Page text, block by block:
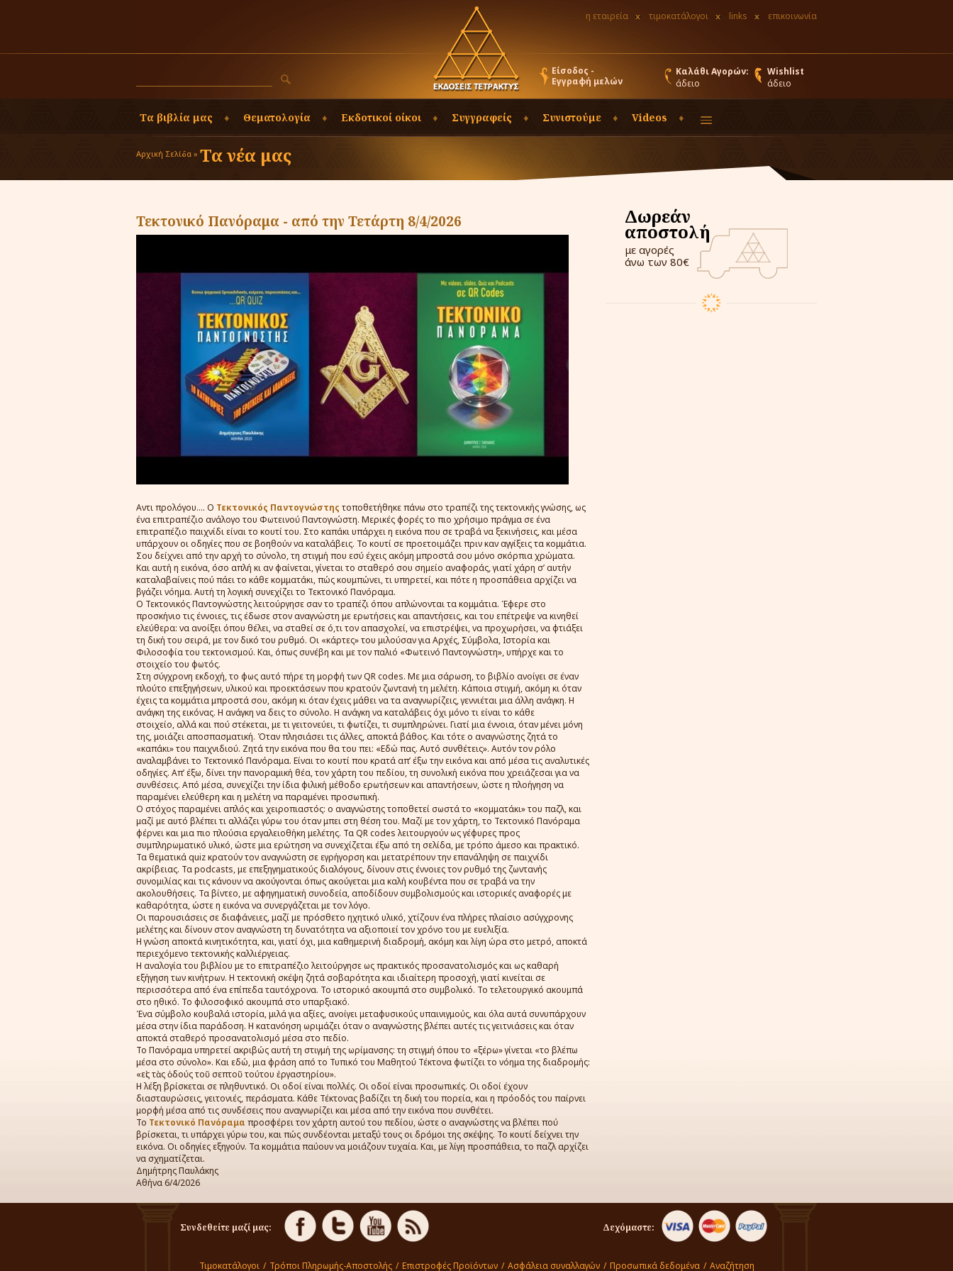
η εταιρεία τιμοκατάλογοι links επικοινωνία
Είσοδος -
Εγγραφή μελών
Καλάθι Αγορών:
άδειο
Wishlist
άδειο
Τα βιβλία μας Θεματολογία Εκδοτικοί οίκοι Συγγραφείς Συνιστούμε Videos
Αρχική Σελίδα » Τα νέα μας
Τεκτονικό Πανόραμα - από την Τετάρτη 8/4/2026
Αντι προλόγου.... Ο Τεκτονικός Παντογνώστης τοποθετήθηκε πάνω στο τραπέζι της τεκτονικής γνώσης, ως
ένα επιτραπέζιο ανάλογο του Φωτεινού Παντογνώστη. Μερικές φορές το πιο χρήσιμο πράγμα σε ένα
επιτραπέζιο παιχνίδι είναι το κουτί του. Στο καπάκι υπάρχει η εικόνα που σε τραβά να ξεκινήσεις, και μέσα
υπάρχουν οι οδηγίες που σε βοηθούν να καταλάβεις. Το κουτί σε προετοιμάζει πριν καν αγγίξεις τα κομμάτια.
Σου δείχνει από την αρχή το σύνολο, τη στιγμή που εσύ έχεις ακόμη μπροστά σου μόνο σκόρπια χρώματα.
Και αυτή η εικόνα, όσο απλή κι αν φαίνεται, γίνεται το σταθερό σου σημείο αναφοράς, γιατί χάρη σ’ αυτήν
καταλαβαίνεις πού πάει το κάθε κομματάκι, πώς κουμπώνει, τι υπηρετεί, και πότε η προσπάθεια αρχίζει να
βγάζει νόημα. Αυτή τη λογική συνεχίζει το Τεκτονικό Πανόραμα.
Ο Τεκτονικός Παντογνώστης λειτούργησε σαν το τραπέζι όπου απλώνονται τα κομμάτια. Έφερε στο
προσκήνιο τις έννοιες, τις έδωσε στον αναγνώστη με ερωτήσεις και απαντήσεις, και του επέτρεψε να κινηθεί
ελεύθερα: να ανοίξει όπου θέλει, να σταθεί σε ό,τι τον απασχολεί, να επιστρέψει, να προχωρήσει, να φτιάξει
τη δική του σειρά, με τον δικό του ρυθμό. Οι «κάρτες» του μιλούσαν για Αρχές, Σύμβολα, Ιστορία και
Φιλοσοφία του τεκτονισμού. Και, όπως συνέβη και με τον παλιό «Φωτεινό Παντογνώστη», υπήρχε και το
στοιχείο του φωτός.
Στη σύγχρονη εκδοχή, το φως αυτό πήρε τη μορφή των QR codes. Με μια σάρωση, το βιβλίο ανοίγει σε έναν
πλούτο επεξηγήσεων, υλικού και προεκτάσεων που κρατούν ζωντανή τη μελέτη. Κάποια στιγμή, ακόμη κι όταν
έχεις τα κομμάτια μπροστά σου, ακόμη κι όταν έχεις μάθει να τα αναγνωρίζεις, γεννιέται μια άλλη ανάγκη. Η
ανάγκη της εικόνας. Η ανάγκη να δεις το σύνολο. Η ανάγκη να καταλάβεις όχι μόνο τι είναι το κάθε
στοιχείο, αλλά και πού στέκεται, με τι γειτονεύει, τι φωτίζει, τι συμπληρώνει. Γιατί μια έννοια, όταν μένει μόνη
της, μοιάζει αποσπασματική. Όταν πλησιάσει τις άλλες, αποκτά βάθος. Και τότε ο αναγνώστης ζητά το
«καπάκι» του παιχνιδιού. Ζητά την εικόνα που θα του πει: «Εδώ πας. Αυτό συνθέτεις». Αυτόν τον ρόλο
αναλαμβάνει το Τεκτονικό Πανόραμα. Είναι το κουτί που κρατά απ’ έξω την εικόνα και από μέσα τις αναλυτικές
οδηγίες. Απ’ έξω, δίνει την πανοραμική θέα, τον χάρτη του πεδίου, τη συνολική εικόνα που χρειάζεσαι για να
συνθέσεις. Από μέσα, συνεχίζει την ίδια φιλική μέθοδο ερωτήσεων και απαντήσεων, ώστε η πλοήγηση να
παραμένει ελεύθερη και η μελέτη να παραμένει προσωπική.
Ο στόχος παραμένει απλός και χειροπιαστός: ο αναγνώστης τοποθετεί σωστά το «κομματάκι» του παζλ, και
μαζί με αυτό βλέπει τι αλλάζει γύρω του όταν μπει στη θέση του. Μαζί με τον χάρτη, το Τεκτονικό Πανόραμα
φέρνει και μια πιο πλούσια εργαλειοθήκη μελέτης. Τα QR codes λειτουργούν ως γέφυρες προς
συμπληρωματικό υλικό, ώστε μια ερώτηση να συνεχίζεται έξω από τη σελίδα, με τρόπο άμεσο και πρακτικό.
Τα θεματικά quiz κρατούν τον αναγνώστη σε εγρήγορση και μετατρέπουν την επανάληψη σε παιχνίδι
ακρίβειας. Τα podcasts, με επεξηγηματικούς διαλόγους, δίνουν στις έννοιες τον ρυθμό της ζωντανής
συνομιλίας και τις κάνουν να ακούγονται όπως ακούγεται μια καλή κουβέντα που σε τραβά να την
ακολουθήσεις. Τα βίντεο, με αφηγηματική συνοδεία, αποδίδουν συμβολισμούς και ιστορικές αναφορές με
καθαρότητα, ώστε η εικόνα να συνεργάζεται με τον λόγο.
Οι παρουσιάσεις σε διαφάνειες, μαζί με πρόσθετο ηχητικό υλικό, χτίζουν ένα πλήρες πλαίσιο ασύγχρονης
μελέτης και δίνουν στον αναγνώστη τη δυνατότητα να αξιοποιεί τον χρόνο του με ευελιξία.
Η γνώση αποκτά κινητικότητα, και, γιατί όχι, μια καθημερινή διαδρομή, ακόμη και λίγη ώρα στο μετρό, αποκτά
περιεχόμενο τεκτονικής καλλιέργειας.
Η αναλογία του βιβλίου με το επιτραπέζιο λειτούργησε ως πρακτικός προσανατολισμός και ως καθαρή
εξήγηση των κινήτρων. Η τεκτονική σκέψη ζητά σοβαρότητα και ιδιαίτερη προσοχή, γιατί κινείται σε
περισσότερα από ένα επίπεδα ταυτόχρονα. Το ιστορικό ακουμπά στο συμβολικό. Το τελετουργικό ακουμπά
στο ηθικό. Το φιλοσοφικό ακουμπά στο υπαρξιακό.
Ένα σύμβολο κουβαλά ιστορία, μιλά για αξίες, ανοίγει μεταφυσικούς υπαινιγμούς, και όλα αυτά συνυπάρχουν
μέσα στην ίδια παράδοση. Η κατανόηση ωριμάζει όταν ο αναγνώστης βλέπει αυτές τις γειτνιάσεις και όταν
αποκτά σταθερό προσανατολισμό μέσα στο πεδίο.
Το Πανόραμα υπηρετεί ακριβώς αυτή τη στιγμή της ωρίμανσης: τη στιγμή όπου το «ξέρω» γίνεται «το βλέπω
μέσα στο σύνολο». Και εδώ, μια φράση από το Τυπικό του Μαθητού Τέκτονα φωτίζει το νόημα της διαδρομής:
«εἰς τὰς ὁδούς τοῦ σεπτοῦ τούτου ἐργαστηρίου».
Η λέξη βρίσκεται σε πληθυντικό. Οι οδοί είναι πολλές. Οι οδοί είναι προσωπικές. Οι οδοί έχουν
διασταυρώσεις, γειτονιές, περάσματα. Κάθε Τέκτονας βαδίζει τη δική του πορεία, και η πρόοδός του παίρνει
μορφή μέσα από τις συνδέσεις που αναγνωρίζει και μέσα από την εικόνα που συνθέτει.
Το Τεκτονικό Πανόραμα προσφέρει τον χάρτη αυτού του πεδίου, ώστε ο αναγνώστης να βλέπει πού
βρίσκεται, τι υπάρχει γύρω του, και πώς συνδέονται μεταξύ τους οι δρόμοι της σκέψης. Το κουτί δείχνει την
εικόνα. Οι οδηγίες εξηγούν. Τα κομμάτια παύουν να μοιάζουν τυχαία. Και, με λίγη προσπάθεια, το παζλ αρχίζει
να σχηματίζεται.
Δημήτρης Παυλάκης
Αθήνα 6/4/2026
Δωρεάν
αποστολή
με αγορές
άνω των 80€
Συνδεθείτε μαζί μας: Δεχόμαστε:
Τιμοκατάλογοι / Τρόποι Πληρωμής-Αποστολής / Επιστροφές Προϊόντων / Ασφάλεια συναλλαγών / Προσωπικά δεδομένα / Αναζήτηση